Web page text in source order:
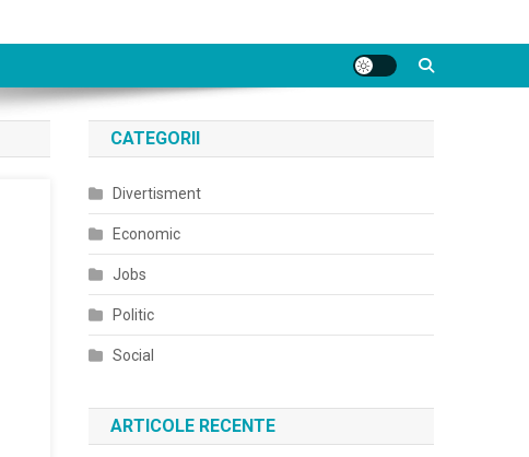
CATEGORII
Divertisment
Economic
Jobs
Politic
Social
ARTICOLE RECENTE